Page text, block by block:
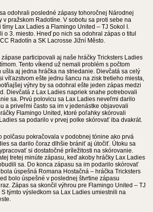
odohrali posledné zápasy tohoročnej Národnej
v pražskom Radotíne. V sobotu sa proti sebe na
Lax Ladies a Flamingo United – TJ Sokol I.
o 3. miesto. Hneď po nich sa odohral zápas o titul
Radotín a SK Lacrosse Jižní Město.
participovali aj naše hráčky Tricksters Ladies
Tento víkend už nemali problém s počtom
ušla aj jedna hráčka na striedanie. Dievčatá sa celý
víťazstvom ešte jednu šancu na zisk tretieho miesta,
výhry by sa odohral ešte jeden zápas medzi
Dievčatá z Lax Ladies napriek snahe potrebovali
sa. Prvú polovicu sa Lax Ladies neveľmi darilo
a priveľmi často sa im v jedenástke objavovali
Flamingo United, ktoré poľahky skórovali
sa podarilo v prvej polke skórovať iba dvakrát.
polčasu pokračovala v podobnej tónine ako prvá
sa darilo čoraz dlhšie brániť aj útočiť. Útoku sa
si dostatočné príležitosti na skórovanie.
tretej minúte zápasu, keď akoby hráčky Lax Ladies
sa. Do konca zápasu sa im podarilo skórovať
úspešná Romana Hostačná – hráčka Tricksters
bolo úspešné v poslednej štvrtine zápasu
Zápas sa skončil výhrou pre Flamingo United – TJ
týmto výsledkom sa Lax Ladies umiestnili na